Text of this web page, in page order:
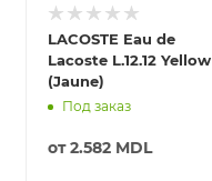
LACOSTE Eau de
Lacoste L.12.12 Yellow
(Jaune)
Под заказ
от2.582 MDL